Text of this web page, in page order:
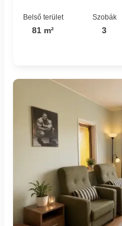
Belső terület
81 m²
Szobák
3